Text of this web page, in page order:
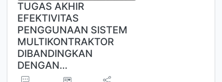
TUGAS AKHIR
EFEKTIVITAS
PENGGUNAAN SISTEM
MULTIKONTRAKTOR
DIBANDINGKAN
DENGAN…